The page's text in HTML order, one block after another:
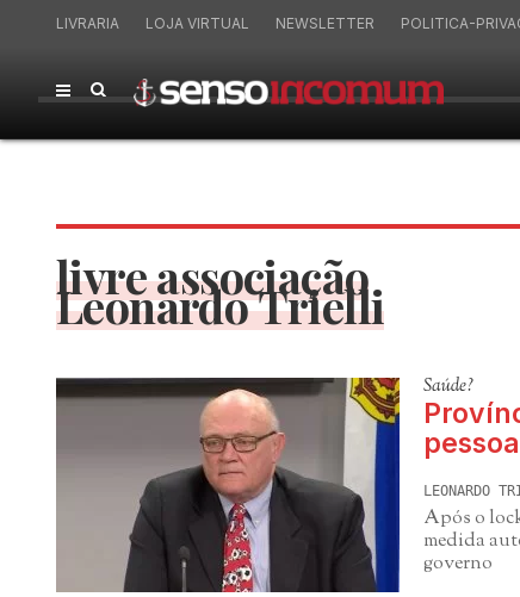
LIVRARIA LOJA VIRTUAL NEWSLETTER POLITICA-
livre associação
Leonardo Trielli
Saúde?
LEONARDO
Após o
medida
governo